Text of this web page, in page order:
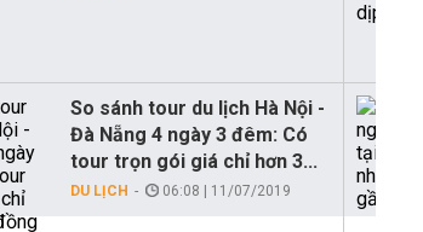
So sánh tour du lịch Hà Nội -
Đà Nẵng 4 ngày 3 đêm: Có
tour trọn gói giá chỉ hơn 3...
DU LỊCH 06:08 | 11/07/2019